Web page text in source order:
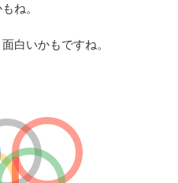
ね。
白いかもですね。